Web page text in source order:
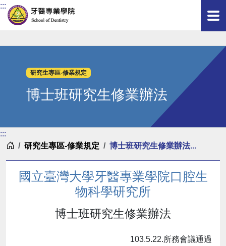
:::
研究生專區-修業規定
博士班研究生修業辦法
:::
首頁研究生專區-修業規定 博士班研究生修業辦法...
國立臺灣大學牙醫專業學院口腔生
物科學研究所
博士班研究生修業辦法
103.5.22.所務會議通過